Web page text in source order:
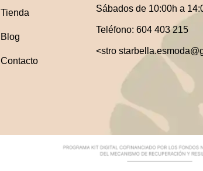
Tienda
Blog
Contacto
Sábados de 10:00h a
Teléfono: 604 403 215
<stro